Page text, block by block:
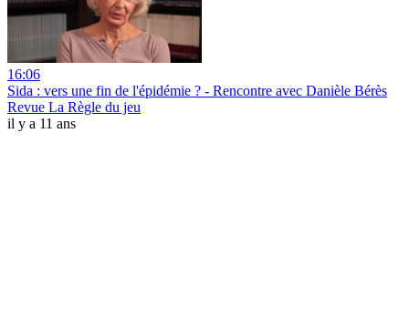
16:06
Sida : vers une fin de l'épidémie ? - Rencontre avec Danièle Bérès
Revue La Règle du jeu
il y a 11 ans